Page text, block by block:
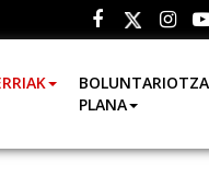
Facebook
Twitter
BOLUNTARIOTZA
PLANA